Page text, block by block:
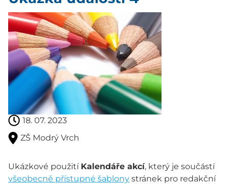
18. 07. 2023
ZŠ Modrý Vrch
Ukázkové použití Kalendáře akcí, který je součástí
všeobecně přístupné šablony stránek pro redakční